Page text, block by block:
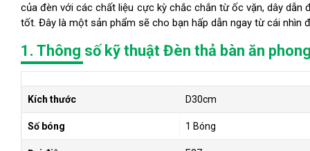
của đèn với các chất liệu cực kỳ chắc chắn từ ốc vặn, dây
tốt. Đây là một sản phẩm sẽ cho bạn hấp dẫn ngay từ cái nhìn
1. Thông số kỹ thuật Đèn thả bàn ăn
Kích thước D30cm
Số bóng 1 Bóng